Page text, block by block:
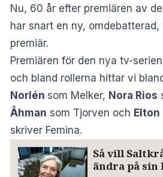
Nu, 60 år efter premiären av
har snart en ny,
premiär.
Premiären för den nya tv-
och bland rollerna hittar vi
Norlén som Melker, Nora Rios
Åhman som Tjorven och Elton
skriver Femina.
Så vill
ändra på